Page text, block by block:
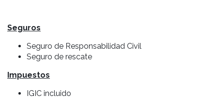
Seguros
Seguro de Responsabilidad Civil
Seguro de rescate
Impuestos
IGIC incluido